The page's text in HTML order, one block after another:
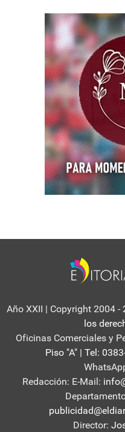
Año XXII | Copyright 2004 -
los
Oficinas Comerciales y
Piso "A" | Tel:
Redacción: E-Mail:
Director: